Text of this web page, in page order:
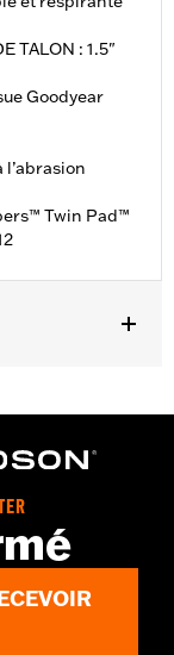
TALON : 1.5"
Goodyear
Twin Pad™
Wolverine -
6" / HAUTEUR DE